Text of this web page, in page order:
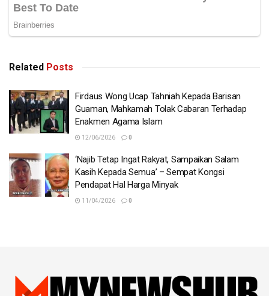
Related Posts
Firdaus Wong Ucap Tahniah Kepada Barisan
Guaman, Mahkamah Tolak Cabaran Terhadap
Enakmen Agama Islam
12/06/2026 0
‘Najib Tetap Ingat Rakyat, Sampaikan Salam
Kasih Kepada Semua’ – Sempat Kongsi
Pendapat Hal Harga Minyak
11/04/2026 0